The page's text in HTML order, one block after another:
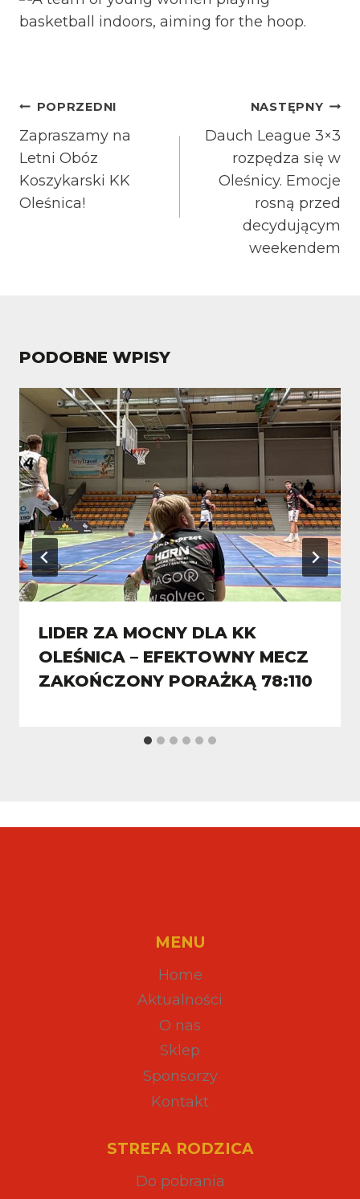
NAWIGACJA
WPISU
POPRZEDNI
Zapraszamy na
Letni Obóz
Koszykarski KK
Oleśnica!
NASTĘPNY
Dauch League 3×3
rozpędza się w
Oleśnicy. Emocje
rosną przed
decydującym
weekendem
PODOBNE WPISY
LIDER ZA MOCNY DLA KK
OLEŚNICA – EFEKTOWNY MECZ
ZAKOŃCZONY PORAŻKĄ 78:110
MENU
Home
Aktualności
O nas
Sklep
Sponsorzy
Kontakt
STREFA RODZICA
Do pobrania